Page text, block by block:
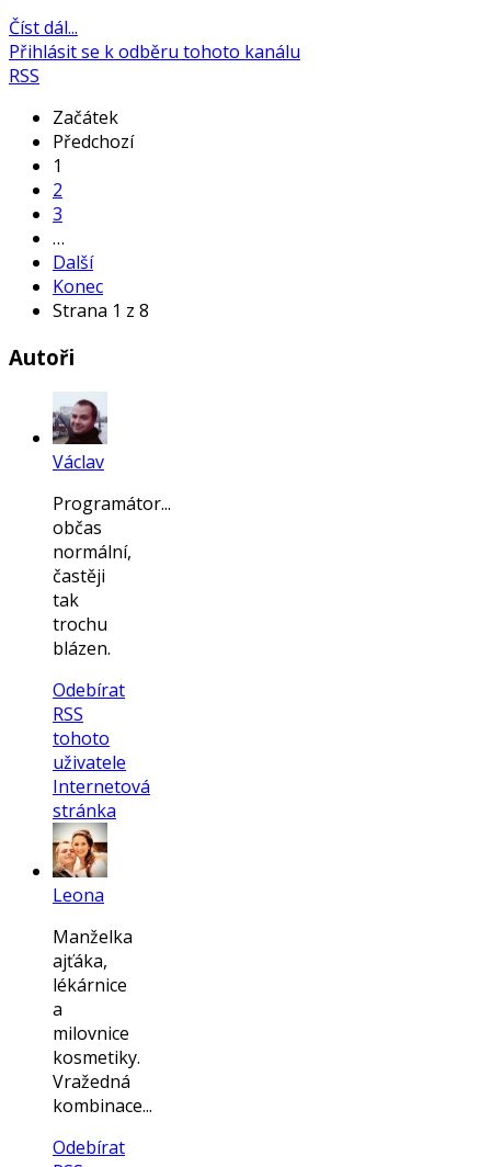
Číst dál...
Přihlásit se k odběru tohoto kanálu
RSS
Začátek
Předchozí
1
2
3
…
Další
Konec
Strana 1 z 8
Autoři
Václav
Programátor...
občas
normální,
častěji
tak
trochu
blázen.
Odebírat
RSS
tohoto
uživatele
Internetová
stránka
Leona
Manželka
ajťáka,
lékárnice
a
milovnice
kosmetiky.
Vražedná
kombinace...
Odebírat